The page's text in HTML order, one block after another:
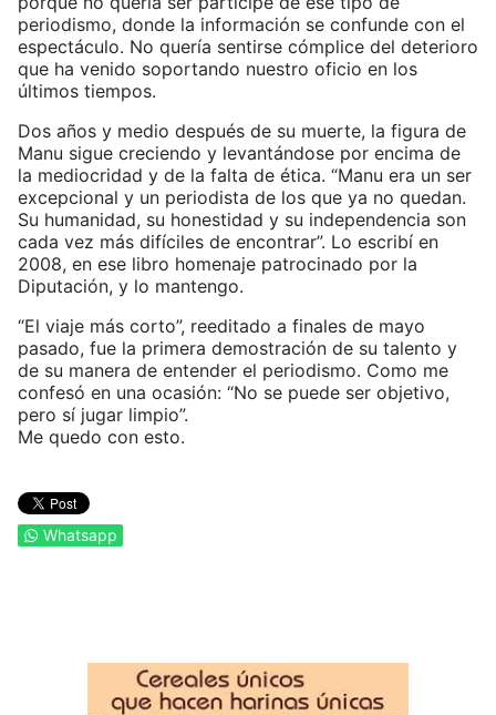
periodismo, donde la información se confunde con el
espectáculo. No quería sentirse cómplice del deterioro
que ha venido soportando nuestro oficio en los
últimos tiempos.
Dos años y medio después de su muerte, la figura de
Manu sigue creciendo y levantándose por encima de
la mediocridad y de la falta de ética. “Manu era un ser
excepcional y un periodista de los que ya no quedan.
Su humanidad, su honestidad y su independencia son
cada vez más difíciles de encontrar”. Lo escribí en
2008, en ese libro homenaje patrocinado por la
Diputación, y lo mantengo.
“El viaje más corto”, reeditado a finales de mayo
pasado, fue la primera demostración de su talento y
de su manera de entender el periodismo. Como me
confesó en una ocasión: “No se puede ser objetivo,
pero sí jugar limpio”.
Me quedo con esto.
Whatsapp